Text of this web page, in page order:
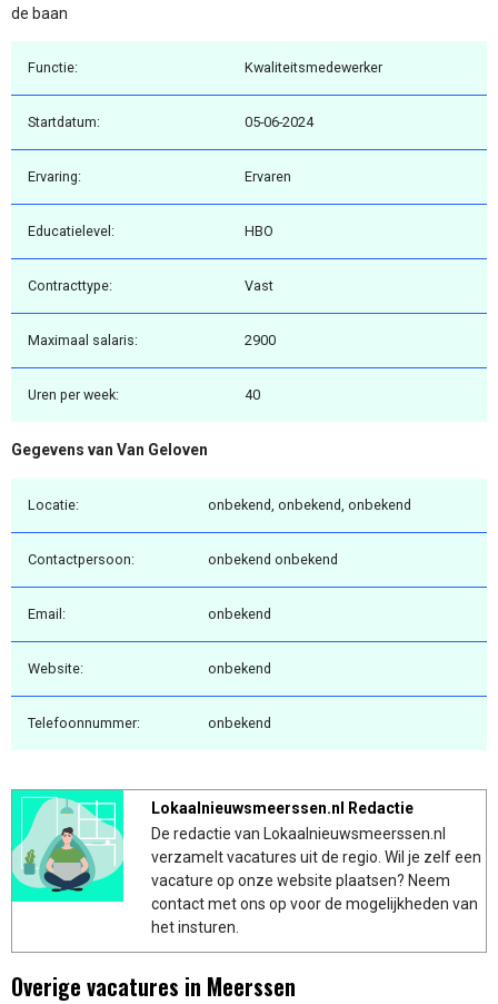
de baan
Functie: Kwaliteitsmedewerker
Startdatum: 05-06-2024
Ervaring: Ervaren
Educatielevel: HBO
Contracttype: Vast
Maximaal salaris: 2900
Uren per week: 40
Gegevens van Van Geloven
Locatie: onbekend, onbekend, onbekend
Contactpersoon: onbekend onbekend
Email: onbekend
Website: onbekend
Telefoonnummer: onbekend
Lokaalnieuwsmeerssen.nl Redactie
De redactie van Lokaalnieuwsmeerssen.nl
verzamelt vacatures uit de regio. Wil je zelf een
vacature op onze website plaatsen? Neem
contact met ons op voor de mogelijkheden van
het insturen.
Overige vacatures in Meerssen